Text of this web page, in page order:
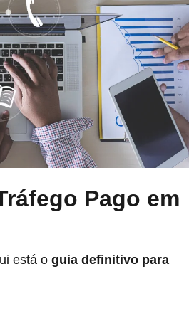
Pago em
está o guia definitivo para